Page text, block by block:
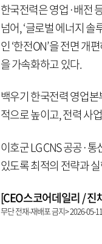
한국전력은 영업·배전
넘어, ‘글로벌 에너지
인 ‘한전ON’을 전면 개
을 가속화하고 있다.
백우기 한국전력 영업
적으로 높이고, 전력 사
이호군 LG CNS 공공·
있도록 최적의 전략과
[CEO스코어데일리 /
무단 전재-재배포 금지> 2026-05-